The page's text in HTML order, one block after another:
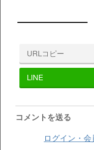
URLコピー
LINE
コメントを送る
ログイン・